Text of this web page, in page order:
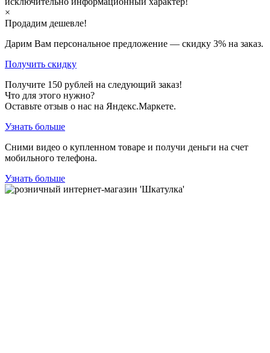
×
Продадим дешевле!
Дарим Вам персональное предложение — скидку 3% на заказ.
Получить скидку
Получите 150 рублей на следующий заказ!
Что для этого нужно?
Оставьте отзыв о нас на Яндекс.Маркете.
Узнать больше
Сними видео о купленном товаре и получи деньги на счет
мобильного телефона.
Узнать больше